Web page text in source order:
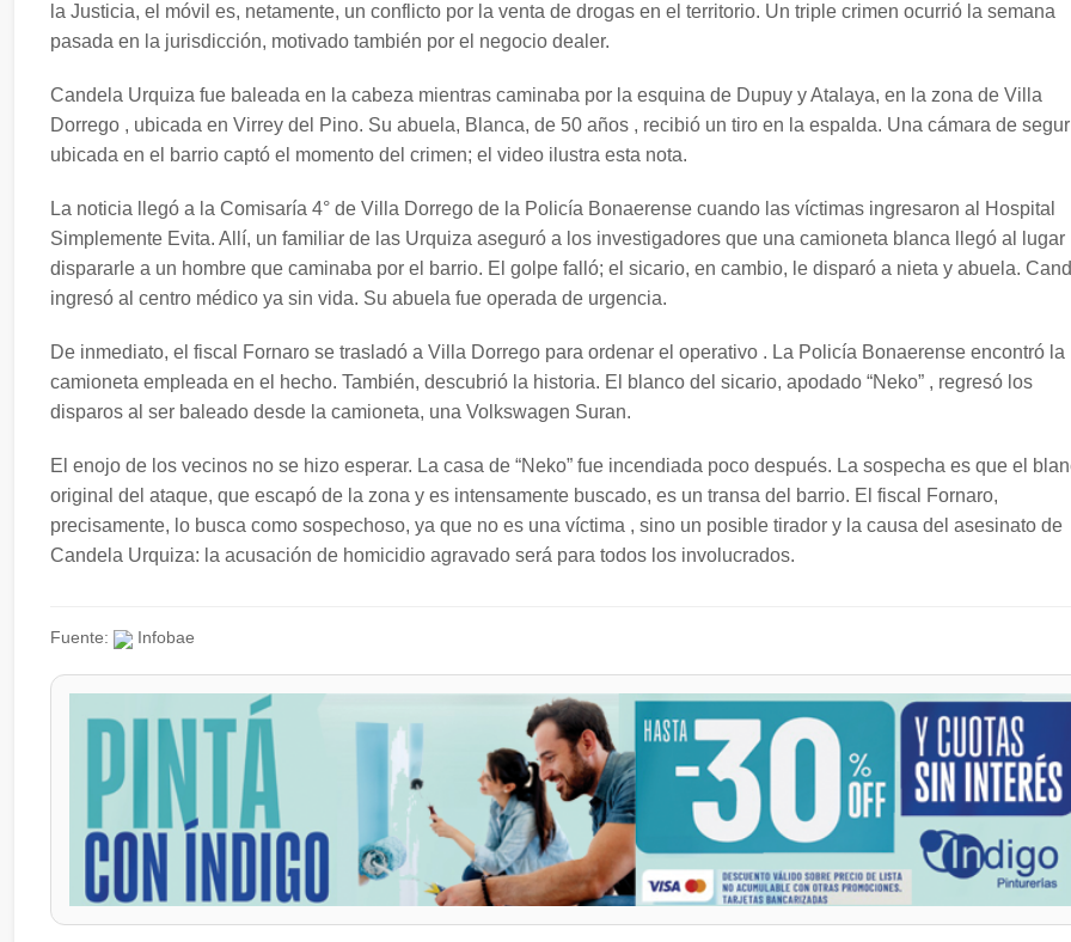
la Justicia, el móvil es, netamente, un conflicto por la venta de drogas en el territorio. Un triple crimen ocurrió la semana
pasada en la jurisdicción, motivado también por el negocio dealer.
Candela Urquiza fue baleada en la cabeza mientras caminaba por la esquina de Dupuy y Atalaya, en la zona de Villa
Dorrego , ubicada en Virrey del Pino. Su abuela, Blanca, de 50 años , recibió un tiro en la espalda. Una cámara de
ubicada en el barrio captó el momento del crimen; el video ilustra esta nota.
La noticia llegó a la Comisaría 4° de Villa Dorrego de la Policía Bonaerense cuando las víctimas ingresaron al Hospital
Simplemente Evita. Allí, un familiar de las Urquiza aseguró a los investigadores que una camioneta blanca llegó al lugar
dispararle a un hombre que caminaba por el barrio. El golpe falló; el sicario, en cambio, le disparó a nieta y abuela.
ingresó al centro médico ya sin vida. Su abuela fue operada de urgencia.
De inmediato, el fiscal Fornaro se trasladó a Villa Dorrego para ordenar el operativo . La Policía Bonaerense encontró la
camioneta empleada en el hecho. También, descubrió la historia. El blanco del sicario, apodado “Neko” , regresó los
disparos al ser baleado desde la camioneta, una Volkswagen Suran.
El enojo de los vecinos no se hizo esperar. La casa de “Neko” fue incendiada poco después. La sospecha es que el
original del ataque, que escapó de la zona y es intensamente buscado, es un transa del barrio. El fiscal Fornaro,
precisamente, lo busca como sospechoso, ya que no es una víctima , sino un posible tirador y la causa del asesinato de
Candela Urquiza: la acusación de homicidio agravado será para todos los involucrados.
Fuente: Infobae